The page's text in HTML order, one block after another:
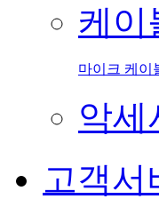
케이
마이크 케이
악세
고객서